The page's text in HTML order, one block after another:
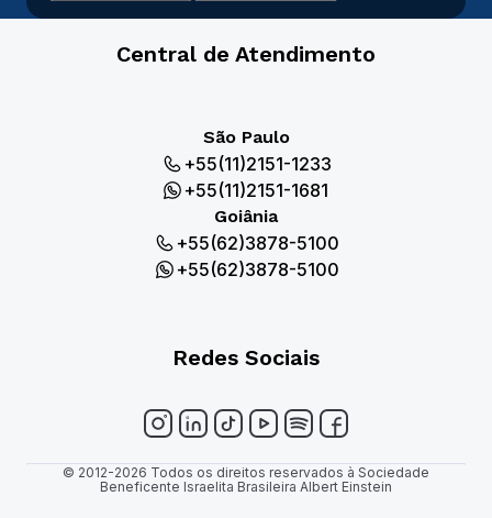
Central de Atendimento
São Paulo
+55(11)2151-1233
+55(11)2151-1681
Goiânia
+55(62)3878-5100
+55(62)3878-5100
Redes Sociais
© 2012-2026 Todos os direitos reservados à Sociedade
Beneficente Israelita Brasileira Albert Einstein